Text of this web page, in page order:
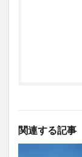
関連する記事